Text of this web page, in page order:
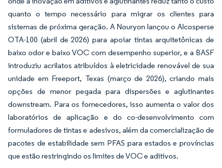
quanto o tempo necessário para migrar os clientes para
sistemas de próxima geração. A Nouryon lançou o Alcosperse
OTA-100 (abril de 2026) para apoiar tintas arquitetônicas de
baixo odor e baixo VOC com desempenho superior, e a BASF
introduziu acrilatos atribuídos à eletricidade renovável de sua
unidade em Freeport, Texas (março de 2026), criando mais
opções de menor pegada para dispersões e aglutinantes
downstream. Para os fornecedores, isso aumenta o valor dos
laboratórios de aplicação e do co-desenvolvimento com
formuladores de tintas e adesivos, além da comercialização de
pacotes de estabilidade sem PFAS para estados e províncias
que estão restringindo os limites de VOC e aditivos.